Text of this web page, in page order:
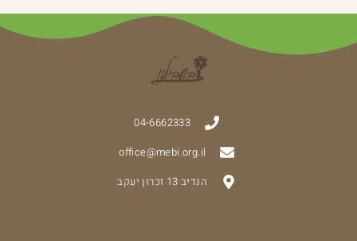
04-6662333
office@mebi.org.il
הנדיב 13 זכרון יעקב